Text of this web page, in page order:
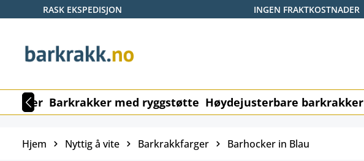
til hovedinnhold
Hopp til søk
Gå til hovednavigasjon
RASK EKSPEDISJON INGEN FRAKTKOSTNADER
Barkrakker med ryggstøtte Høydejusterbare barkrakker
Hjem Nyttig å vite Barkrakkfarger Barhocker in Blau